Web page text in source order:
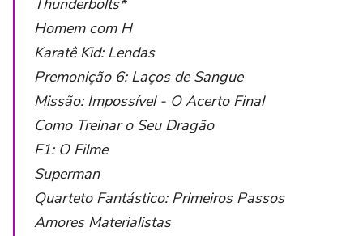
Homem com H
Karatê Kid: Lendas
Premonição 6: Laços de Sangue
Missão: Impossível - O Acerto Final
Como Treinar o Seu Dragão
F1: O Filme
Superman
Quarteto Fantástico: Primeiros Passos
Amores Materialistas